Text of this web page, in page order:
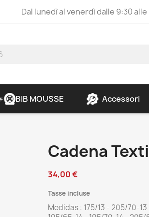
Dal lunedì al venerdì dalle 9:30
BIB MOUSSE Accessori
Cadena
34,00 €
Tasse incluse
Medidas : 175/13 - 205/70-13